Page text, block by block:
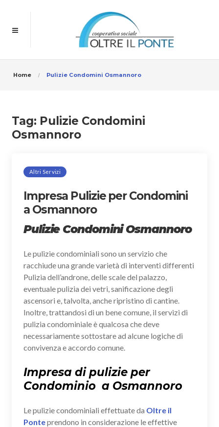
Home Pulizie Condomini Osmannoro
Tag: Pulizie Condomini
Osmannoro
Altri Servizi
Impresa Pulizie per Condomini
a Osmannoro
Pulizie Condomini Osmannoro
Le pulizie condominiali sono un servizio che
racchiude una grande varietà di interventi differenti
Pulizia dell’androne, delle scale del palazzo,
eventuale pulizia dei vetri, sanificazione degli
ascensori e, talvolta, anche ripristino di cantine.
Inoltre, trattandosi di un bene comune, il servizi di
pulizia condominiale è qualcosa che deve
necessariamente sottostare ad alcune logiche di
convivenza e accordo comune.
Impresa di pulizie per
Condominio a Osmannoro
Le pulizie condominiali effettuate da Oltre il
Ponteprendono in considerazione le effettive